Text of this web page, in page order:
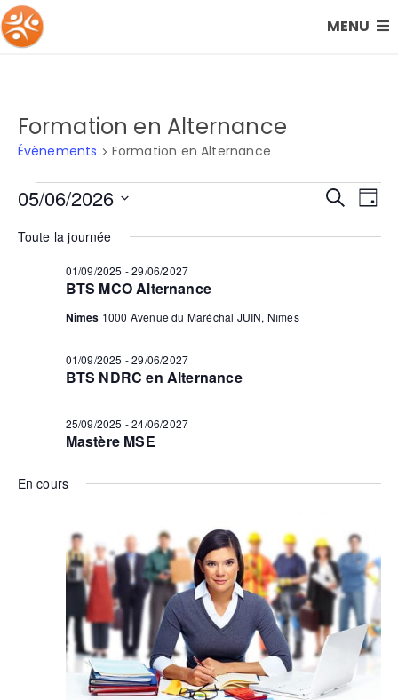
MENU
Formation en Alternance
Évènements Formation en Alternance
Évènements
for
05/06/2026
et
de
Jour
05/06/2026
une
Toute la journée
BTS MCO Alternance
01/09/2025 -29/06/2027
Nîmes 1000 Avenue du Maréchal JUIN, Nîmes
BTS NDRC en Alternance
01/09/2025 -29/06/2027
Mastère MSE
25/09/2025 -24/06/2027
En cours